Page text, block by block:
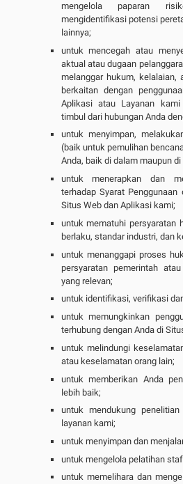
mengelola paparan
mengidentifikasi potensi
lainnya;
untuk mencegah atau
aktual atau dugaan
melanggar hukum, kelalaian,
berkaitan dengan
Aplikasi atau Layanan
timbul dari hubungan Anda
untuk menyimpan,
(baik untuk pemulihan
Anda, baik di dalam maupun
untuk menerapkan dan
terhadap Syarat
Situs Web dan Aplikasi kami;
untuk mematuhi persyaratan
berlaku, standar industri, dan
untuk menanggapi proses
persyaratan pemerintah
yang relevan;
untuk identifikasi, verifikasi
untuk memungkinkan
terhubung dengan Anda di
untuk melindungi
atau keselamatan orang lain;
untuk memberikan Anda
lebih baik;
untuk mendukung
layanan kami;
untuk menyimpan dan
untuk mengelola pelatihan
untuk memelihara dan